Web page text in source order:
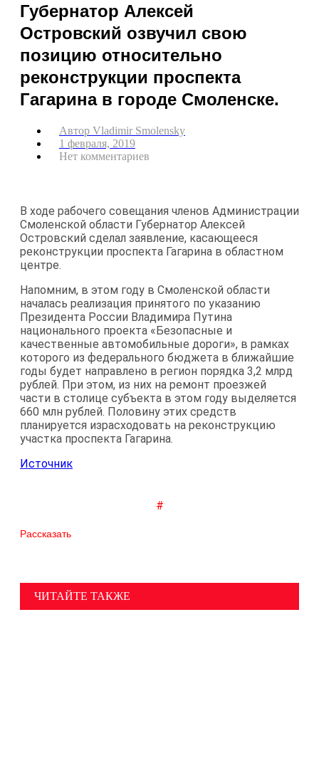
Губернатор Алексей
Островский озвучил свою
позицию относительно
реконструкции проспекта
Гагарина в городе Смоленске.
Автор Vladimir Smolensky
1 февраля, 2019
Нет комментариев
В ходе рабочего совещания членов Администрации
Смоленской области Губернатор Алексей
Островский сделал заявление, касающееся
реконструкции проспекта Гагарина в областном
центре.
Напомним, в этом году в Смоленской области
началась реализация принятого по указанию
Президента России Владимира Путина
национального проекта «Безопасные и
качественные автомобильные дороги», в рамках
которого из федерального бюджета в ближайшие
годы будет направлено в регион порядка 3,2 млрд
рублей. При этом, из них на ремонт проезжей
части в столице субъекта в этом году выделяется
660 млн рублей. Половину этих средств
планируется израсходовать на реконструкцию
участка проспекта Гагарина.
Источник
#
Рассказать
ЧИТАЙТЕ ТАКЖЕ